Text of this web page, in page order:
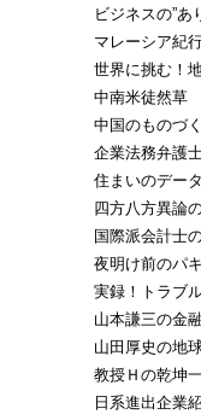
ビジネスの”あ
マレーシア紀
世界に挑む！
中南米徒然草
中国のものづ
企業法務弁護
住まいのデー
四方八方異論
国際派会計士
夜明け前のパ
実録！トラブ
山本謙三の金
山田厚史の地
教授Ｈの乾坤
日系進出企業